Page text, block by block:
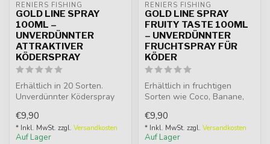
RENIERS FISHING
GOLD LINE SPRAY
100ML –
UNVERDÜNNTER
ATTRAKTIVER
KÖDERSPRAY
Erhältlich in 20 Sorten.
Unverdünnter Köderspray
Pellets, ...
€9,90
* Inkl. MwSt. zzgl. Versandkosten
Auf Lager
RENIERS FISHING
GOLD LINE SPRAY
FRUITY TASTE 100ML
– UNVERDÜNNTER
FRUCHTSPRAY FÜR
KÖDER
Erhältlich in fruchtigen
Sorten wie Coco, Banane,
Tutti ...
€9,90
* Inkl. MwSt. zzgl. Versandkosten
Auf Lager